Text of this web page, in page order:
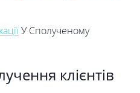
У Сполученому
клієнтів